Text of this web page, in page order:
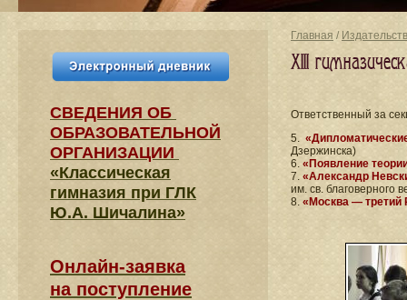
Главная /
XIII
Ответственный за
5.
Дзержинска)
6. «Появление
7. «Александр
им. св. благоверного
8. «Москва — третий
СВЕДЕНИЯ​ ОБ
ОБРАЗОВАТЕЛЬНОЙ
ОРГАНИЗАЦИИ
«Классическая
гимназия при ГЛК
Ю.А. Шичалина»
Онлайн-заявка
на поступление